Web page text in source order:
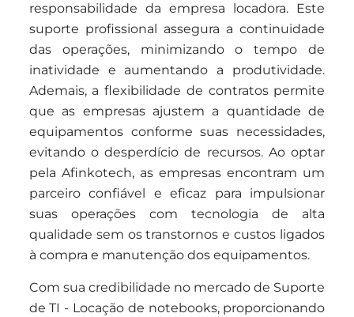
responsabilidade da empresa locadora. Este
suporte profissional assegura a continuidade
das operações, minimizando o tempo de
inatividade e aumentando a produtividade.
Ademais, a flexibilidade de contratos permite
que as empresas ajustem a quantidade de
equipamentos conforme suas necessidades,
evitando o desperdício de recursos. Ao optar
pela Afinkotech, as empresas encontram um
parceiro confiável e eficaz para impulsionar
suas operações com tecnologia de alta
qualidade sem os transtornos e custos ligados
à compra e manutenção dos equipamentos.
Com sua credibilidade no mercado de Suporte
de TI - Locação de notebooks, proporcionando